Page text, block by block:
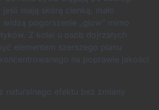
mają skórę cienką, mało
pogorszenie „glow” mimo
Z kolei u osób dojrzałych
elementem szerszego planu
na poprawie jakości
naturalnego efektu bez zmiany